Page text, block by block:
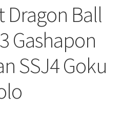
Dragon Ball
Gashapon
SSJ4 Goku